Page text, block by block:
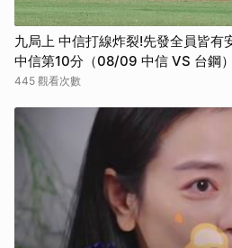
九局上 中信打線炸裂!先發全員皆有
中信第10分（08/09 中信 VS 台鋼）
445 觀看次數